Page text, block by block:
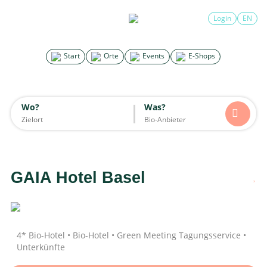
Start Orte Events E-Shops
Login EN
Wo? Was?
×
Alle Essen & Trinken Unterkünfte Mode
Wohnen
GAIA Hotel Basel
4* Bio-Hotel • Bio-Hotel • Green Meeting Tagungsservice •
Unterkünfte